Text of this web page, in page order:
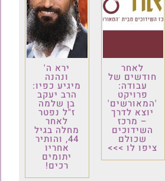
לאחר
חודשים של
עבודה:
פרויקט
'המאורשים'
יוצא לדרך
– מרכז
השידוכים
שכולם
ציפו לו >>>
ירא ה'
ונהנה
מיגיע כפיו:
הרב יעקב
בן שלמה
ז"ל נפטר
לאחר
מחלה בגיל
44, והותיר
אחריו
יתומים
רכים!